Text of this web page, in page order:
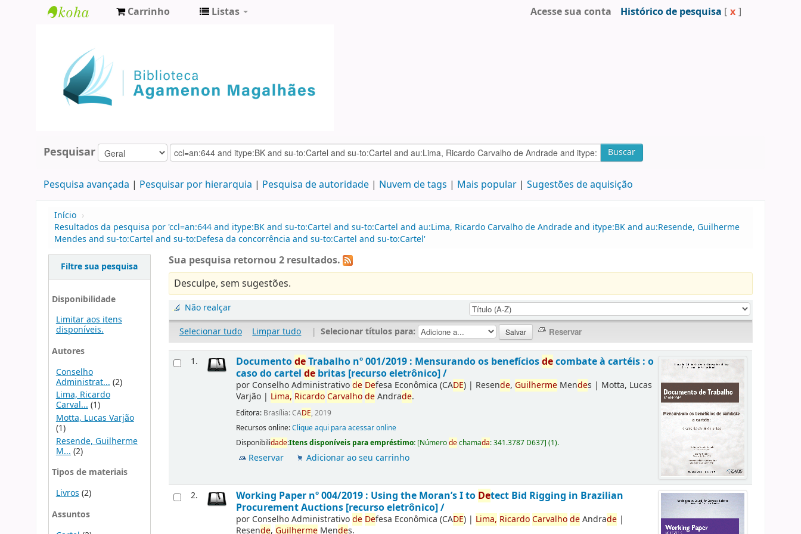
Agamenon
Magalhães
Carrinho Listas Acesse sua conta Histórico de pesquisa [ x ]
Pesquisar Buscar
Pesquisa avançada Pesquisar por hierarquia Pesquisa de autoridade Nuvem de tags Mais popular Sugestões de aquisição
Início ›
Resultados da pesquisa por 'ccl=an:644 and itype:BK and su-to:Cartel and su-to:Cartel and au:Lima, Ricardo Carvalho de Andrade and itype:BK and au:Resende, Guilherme
Mendes and su-to:Cartel and su-to:Defesa da concorrência and su-to:Cartel and su-to:Cartel'
Filtre sua pesquisa
Disponibilidade
Limitar aos itens
disponíveis.
Autores
Conselho
Administrat... (2)
Lima, Ricardo
Carval...(1)
Motta, Lucas Varjão
(1)
Resende, Guilherme
M... (2)
Tipos de materiais
Livros (2)
Assuntos
Sua pesquisa retornou 2 resultados.
Desculpe, sem sugestões.
Não realçar
Selecionar tudo
Limpar tudo | Selecionar títulos para:
1. DocumentodeTrabalho nº 001/2019 : Mensurando os benefíciosdecombate à cartéis : o
caso do cartelde britas [recurso eletrônico] /
por Conselho Administrativode Defesa Econômica (CADE) | Resende,Guilherme Mendes | Motta, Lucas
Varjão | Lima, RicardoCarvalhodeAndrade.
Editora: Brasília: CADE, 2019
Recursos online:Clique aqui para acessar online
Disponibilidade:Itens disponíveis para empréstimo: [Númerodechamada:341.3787 D637](1).
Reservar Adicionar ao seu carrinho
2. Working Paper nº 004/2019 : Using the Moran’s I to Detect Bid Rigging in Brazilian
Procurement Auctions [recurso eletrônico] /
por Conselho Administrativode Defesa Econômica (CADE) | Lima, RicardoCarvalhodeAndrade |
Resende,Guilherme Mendes.